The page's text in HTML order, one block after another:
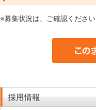
※募集状況は、ご確認ください
採用情報